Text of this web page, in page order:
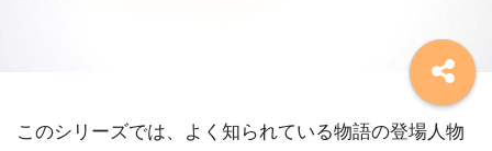
このシリーズでは、よく知られている物語の登場人物